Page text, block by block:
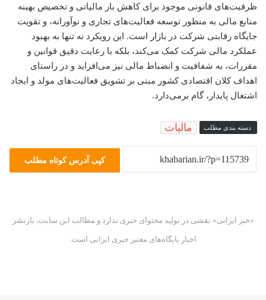
ظرفیت‌های قانونی موجود برای کاهش بار مالیاتی و تخصیص بهینه
منابع مالی به منظور توسعه فعالیت‌های تجاری و نوآورانه، و تقویت
جایگاه رقابتی شرکت در بازار است. این رویکرد نه تنها به بهبود
عملکرد مالی شرکت کمک می‌کند، بلکه با رعایت دقیق قوانین و
مقررات، به شفافیت و انضباط مالی نیز می‌افزاید و در راستای
اهداف کلان اقتصادی کشور مبنی بر تشویق فعالیت‌های مولد و ایجاد
اشتغال پایدار، گام برمی‌دارد.
دسته بندی مطلب مالیات
کپی آدرس کوتاه مطلب
«خبر ایرانی» نقشی در تولید محتوای خبری ندارد و مطالب این سایت، بازنشر
اخبار پایگاه‌های معتبر خبری ایرانی است.